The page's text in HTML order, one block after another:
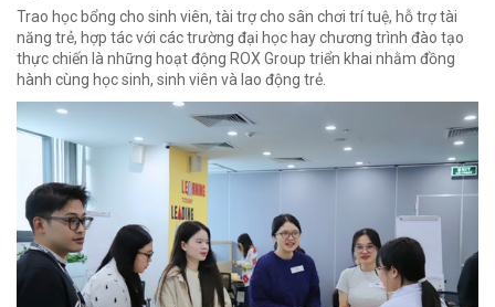
Trao học bổng cho sinh viên, tài trợ cho sân chơi trí tuệ, hỗ trợ tài
năng trẻ, hợp tác với các trường đại học hay chương trình đào tạo
thực chiến là những hoạt động ROX Group triển khai nhằm đồng
hành cùng học sinh, sinh viên và lao động trẻ.